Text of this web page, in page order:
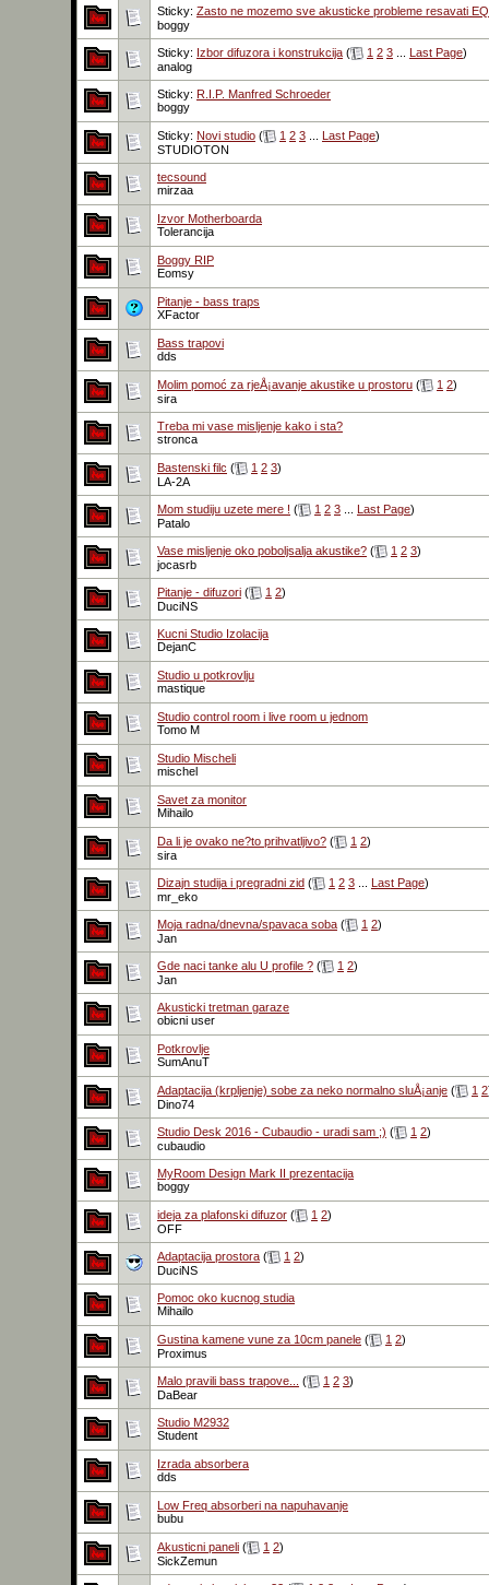
Sticky: Zasto ne mozemo sve akusticke probleme resavati
boggy
Sticky: Izbor difuzora i konstrukcija ( 1 2 3 Last Page)
analog
Sticky: R.I.P. Manfred Schroeder
boggy
Sticky: Novi studio ( 1 2 3 Last Page)
STUDIOTON
tecsound
mirzaa
Izvor Motherboarda
Tolerancija
Boggy RIP
Eomsy
Pitanje - bass traps
XFactor
Bass trapovi
dds
Molim pomoć za rjeÅ¡avanje akustike u prostoru ( 1 2)
sira
Treba mi vase misljenje kako i sta?
stronca
Bastenski filc ( 1 2 3)
LA-2A
Mom studiju uzete mere ! ( 1 2 3 Last Page)
Patalo
Vase misljenje oko poboljsalja akustike? ( 1 2 3)
jocasrb
Pitanje - difuzori ( 1 2)
DuciNS
Kucni Studio Izolacija
DejanC
Studio u potkrovlju
mastique
Studio control room i live room u jednom
Tomo M
Studio Mischeli
mischel
Savet za monitor
Mihailo
Da li je ovako ne?to prihvatljivo? ( 1 2)
sira
Dizajn studija i pregradni zid ( 1 2 3 Last Page)
mr_eko
Moja radna/dnevna/spavaca soba ( 1 2)
Jan
Gde naci tanke alu U profile ? ( 1 2)
Jan
Akusticki tretman garaze
obicni user
Potkrovlje
SumAnuT
Adaptacija (krpljenje) sobe za neko normalno sluÅ¡anje ( 1 2
Dino74
Studio Desk 2016 - Cubaudio - uradi sam ;) ( 1 2)
cubaudio
MyRoom Design Mark II prezentacija
boggy
ideja za plafonski difuzor ( 1 2)
OFF
Adaptacija prostora ( 1 2)
DuciNS
Pomoc oko kucnog studia
Mihailo
Gustina kamene vune za 10cm panele ( 1 2)
Proximus
Malo pravili bass trapove... ( 1 2 3)
DaBear
Studio M2932
Student
Izrada absorbera
dds
Low Freq absorberi na napuhavanje
bubu
Akusticni paneli ( 1 2)
SickZemun